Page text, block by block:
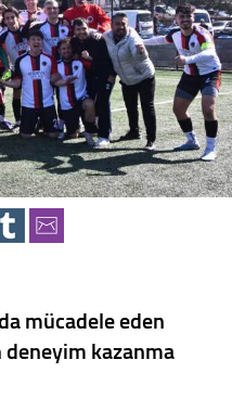
mücadele eden
deneyim kazanma